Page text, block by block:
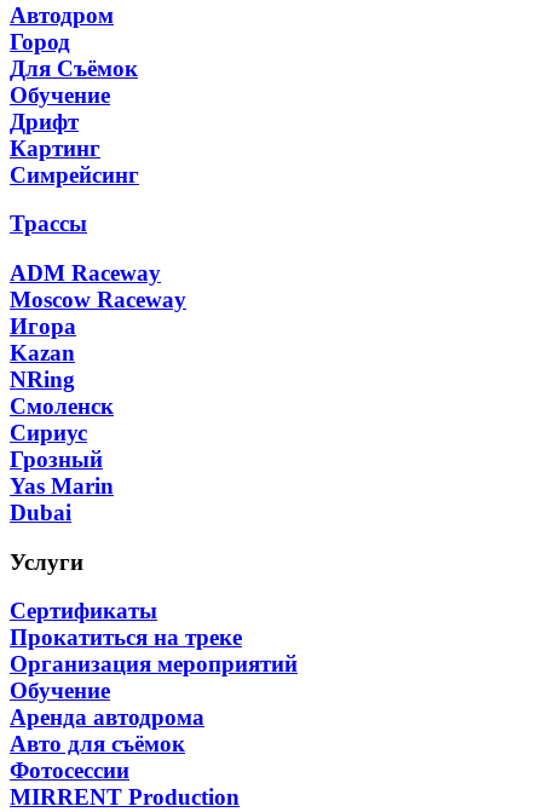
Автодром
Город
Для Съёмок
Обучение
Дрифт
Картинг
Симрейсинг
Трассы
ADM Raceway
Moscow Raceway
Игора
Kazan
NRing
Смоленск
Сириус
Грозный
Yas Marin
Dubai
Услуги
Сертификаты
Прокатиться на треке
Организация мероприятий
Обучение
Аренда автодрома
Авто для съёмок
Фотосессии
MIRRENT Production